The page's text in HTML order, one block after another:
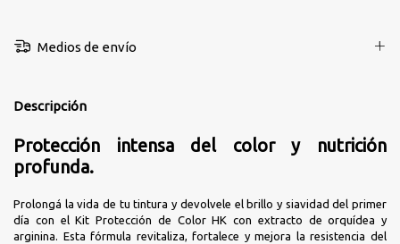
Medios de envío
Descripción
Protección intensa del color y nutrición
profunda.
Prolongá la vida de tu tintura y devolvele el brillo y siavidad del primer
día con el Kit Protección de Color HK con extracto de orquídea y
arginina. Esta fórmula revitaliza, fortalece y mejora la resistencia del